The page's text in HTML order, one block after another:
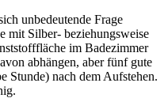
unbedeutende Frage
mit Silber- beziehungsweise
im Badezimmer
abhängen, aber fünf gute
Stunde) nach dem Aufstehen.